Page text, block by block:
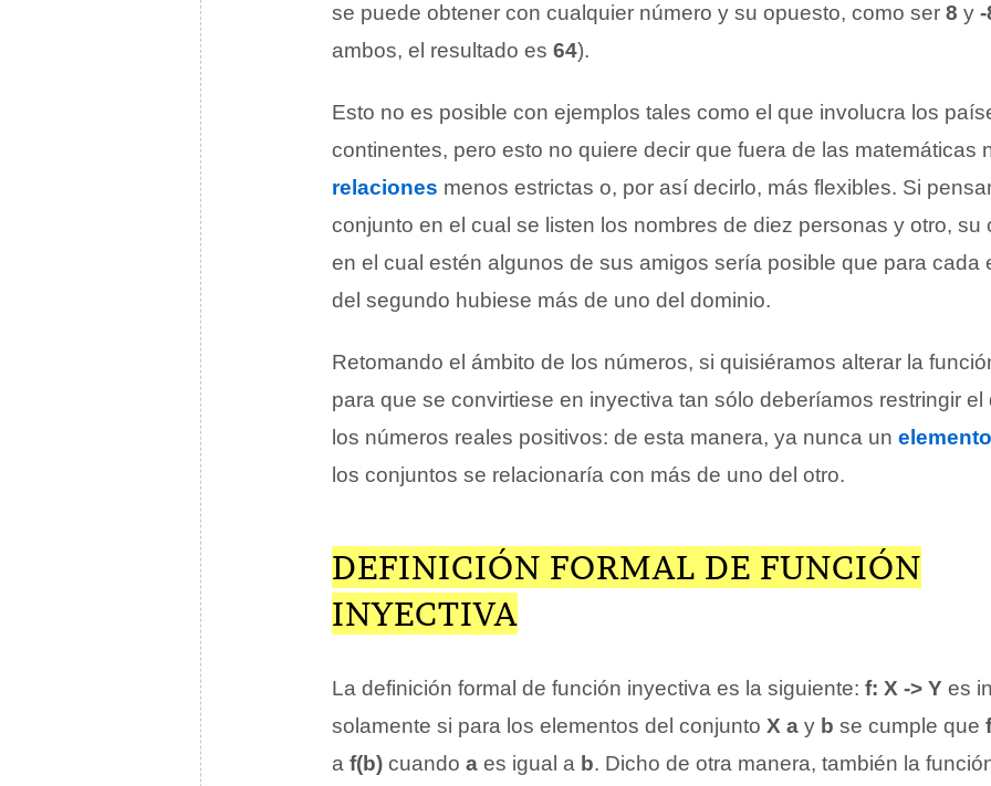
se puede obtener con cualquier número y su opuesto, como ser 8 y -
ambos, el resultado es 64).
Esto no es posible con ejemplos tales como el que involucra los
continentes, pero esto no quiere decir que fuera de las matemáticas
relaciones menos estrictas o, por así decirlo, más flexibles. Si
conjunto en el cual se listen los nombres de diez personas y otro, su
en el cual estén algunos de sus amigos sería posible que para cada
del segundo hubiese más de uno del dominio.
Retomando el ámbito de los números, si quisiéramos alterar la
para que se convirtiese en inyectiva tan sólo deberíamos restringir el
los números reales positivos: de esta manera, ya nunca un elemento
los conjuntos se relacionaría con más de uno del otro.
DEFINICIÓN FORMAL DE FUNCIÓN
INYECTIVA
La definición formal de función inyectiva es la siguiente: f: X -> Y es
solamente si para los elementos del conjunto X a y b se cumple que
a f(b) cuando a es igual a b. Dicho de otra manera, también la